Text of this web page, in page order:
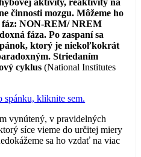
činnosti mozgu. Môžeme ho
NON-REM/ NREM
fáza. Po zaspaní sa
ktorý je niekoľkokrát
Striedaním
cyklus (National Institutes
spánku, kliknite sem.
vynútený, v pravidelných
síce vieme do určitej miery
sa ho vzdať na viac